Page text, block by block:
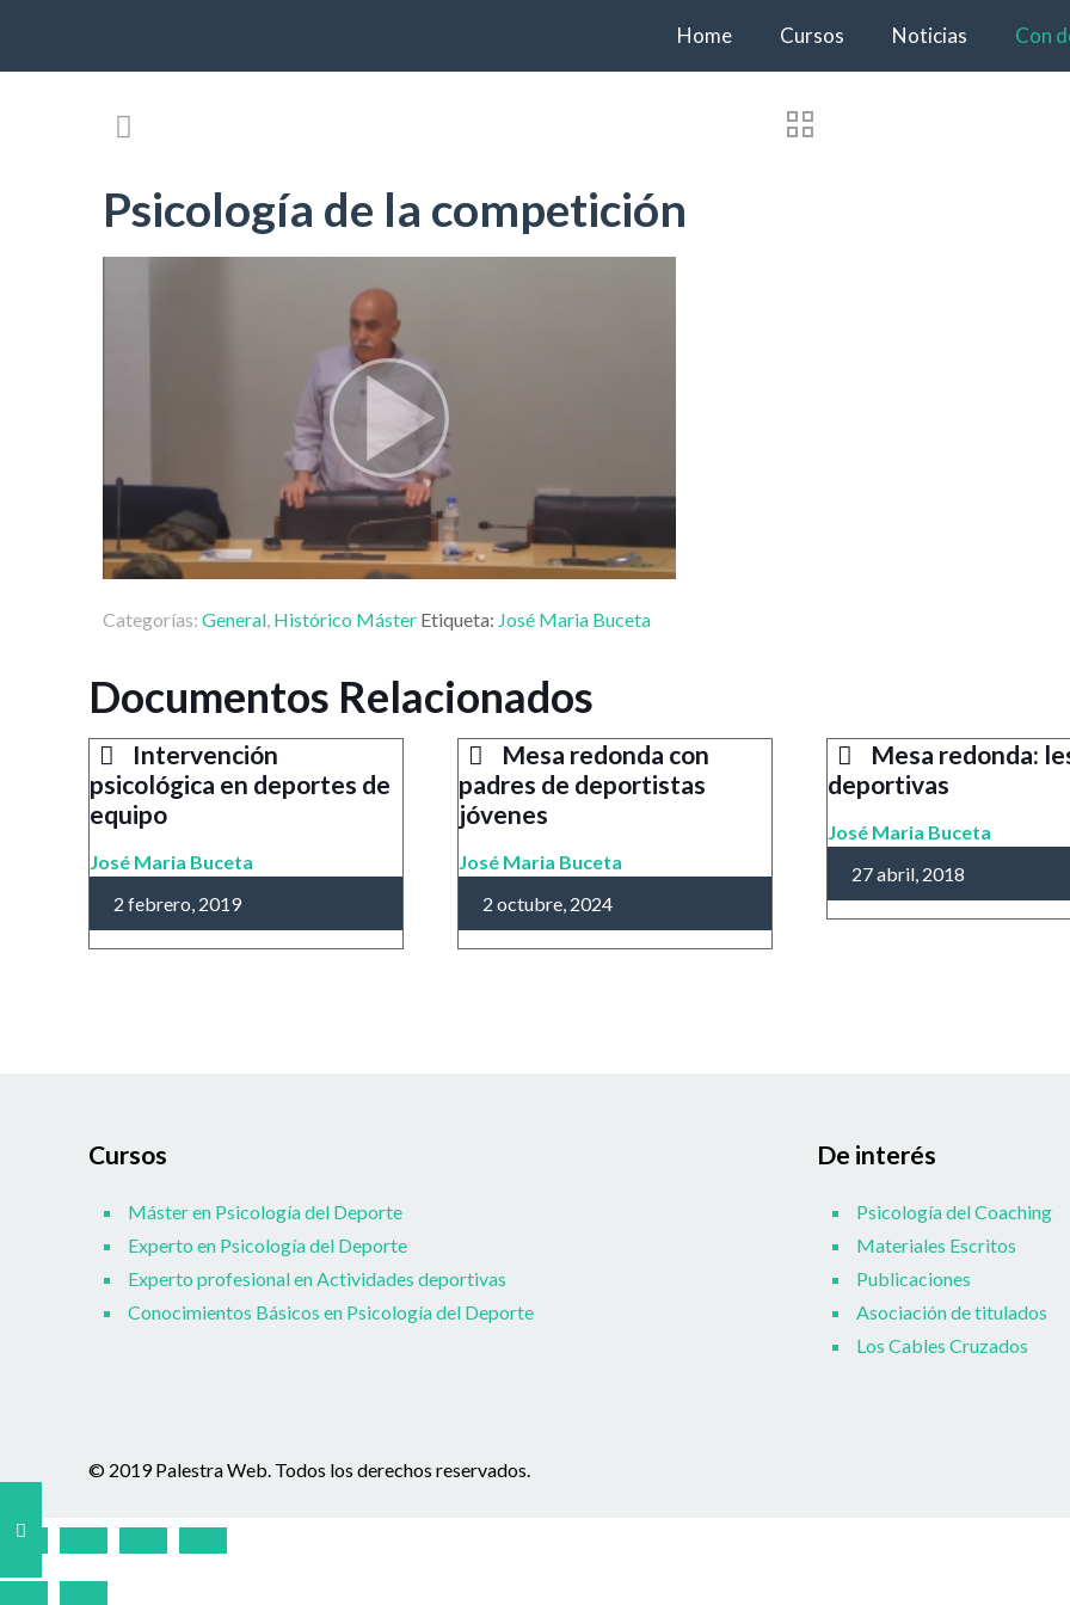
Home Cursos Noticias Con
Psicología de la competición
Categorías:General, Histórico Máster Etiqueta: José Maria Buceta
Documentos Relacionados
Intervención
psicológica en deportes de
equipo
José Maria Buceta
2 febrero, 2019
Mesa redonda con
padres de deportistas
jóvenes
José Maria Buceta
2 octubre, 2024
Mesa redonda:
deportivas
José Maria Buceta
27 abril, 2018
Cursos
Máster en Psicología del Deporte
Experto en Psicología del Deporte
Experto profesional en Actividades deportivas
Conocimientos Básicos en Psicología del Deporte
De interés
Psicología del Coaching
Materiales Escritos
Publicaciones
Asociación de titulados
Los Cables Cruzados
© 2019 Palestra Web. Todos los derechos reservados.